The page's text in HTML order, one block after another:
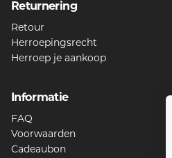
Returnering
Retour
Herroepingsrecht
Herroep je aankoop
Informatie
FAQ
Voorwaarden
Cadeaubon